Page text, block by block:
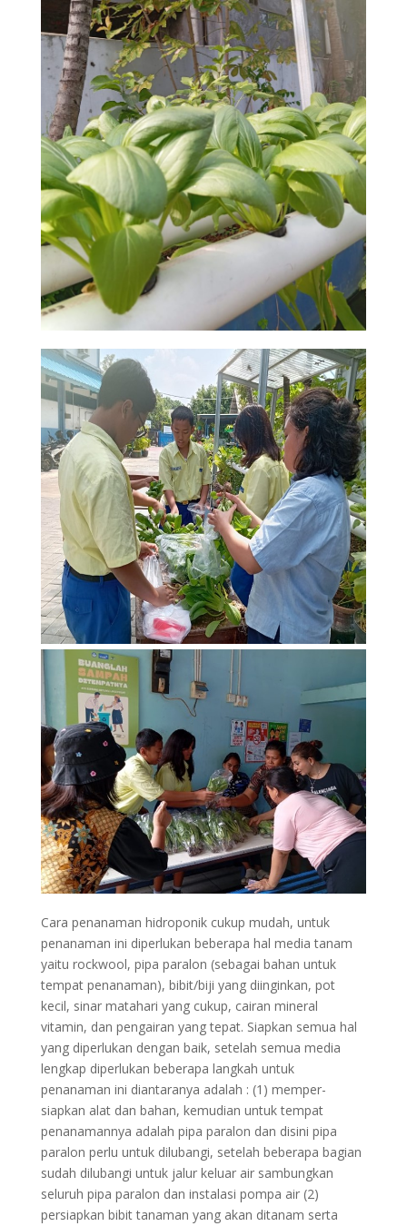
Cara penanaman hidroponik cukup mudah, untuk
penanaman ini diperlukan beberapa hal media tanam
yaitu rockwool, pipa paralon (sebagai bahan untuk
tempat penanaman), bibit/biji yang diinginkan, pot
kecil, sinar matahari yang cukup, cairan mineral
vitamin, dan pengairan yang tepat. Siapkan semua hal
yang diperlukan dengan baik, setelah semua media
lengkap diperlukan beberapa langkah untuk
penanaman ini diantaranya adalah : (1) memper-
siapkan alat dan bahan, kemudian untuk tempat
penanamannya adalah pipa paralon dan disini pipa
paralon perlu untuk dilubangi, setelah beberapa bagian
sudah dilubangi untuk jalur keluar air sambungkan
seluruh pipa paralon dan instalasi pompa air (2)
persiapkan bibit tanaman yang akan ditanam serta